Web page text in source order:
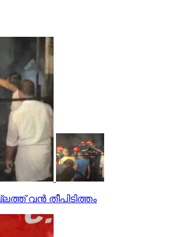
വന്‍ തീപിടിത്തം